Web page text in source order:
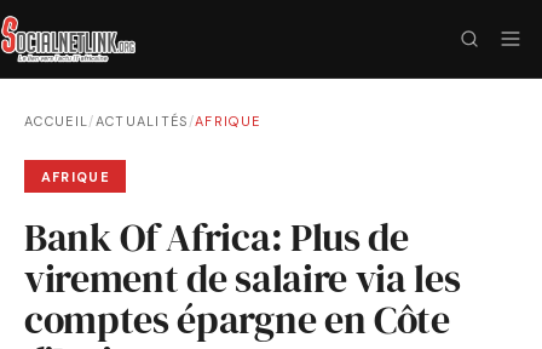
ACCUEIL/ACTUALITÉS /AFRIQUE
AFRIQUE
Bank Of Africa: Plus de
virement de salaire via les
comptes épargne en Côte